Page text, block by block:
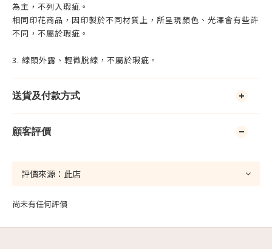
為主，不列入瑕疵。
相同印花商品，因印製於不同材質上，所呈現顏色、光澤會有些許
不同，不屬於瑕疵。
3. 線頭外露、輕微脫線，不屬於瑕疵。
送貨及付款方式
顧客評價
尚未有任何評價